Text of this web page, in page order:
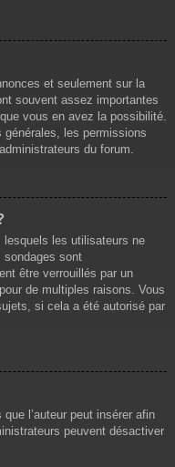
et seulement sur la
souvent assez importantes
vous en avez la possibilité.
les permissions
du forum.
les utilisateurs ne
sondages sont
être verrouillés par un
de multiples raisons. Vous
si cela a été autorisé par
l’auteur peut insérer afin
peuvent désactiver